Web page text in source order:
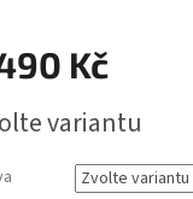
Kč
variantu